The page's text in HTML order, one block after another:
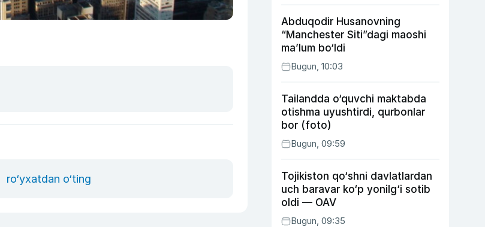
ro‘yxatdan o‘ting
Abduqodir Husanovning
“Manchester Siti”dagi maoshi
ma’lum bo‘ldi
Bugun, 10:03
Tailandda o‘quvchi maktabda
otishma uyushtirdi, qurbonlar
bor (foto)
Bugun, 09:59
Tojikiston qo‘shni davlatlardan
uch baravar ko‘p yonilg‘i sotib
oldi — OAV
Bugun, 09:35